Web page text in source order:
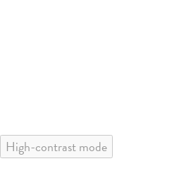
High-contrast mode